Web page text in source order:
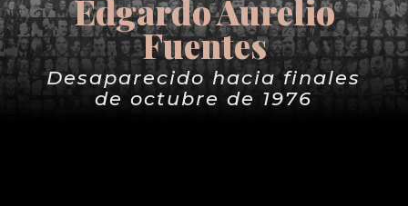
Edgardo Aurelio
Fuentes
Desaparecido hacia finales
de octubre de 1976